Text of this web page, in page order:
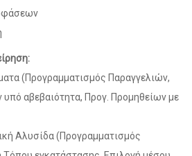
(Προγραμματισμός Παραγγελιών,
αβεβαιότητα, Προγ. Προμηθείων με
Αλυσίδα (Προγραμματισμός